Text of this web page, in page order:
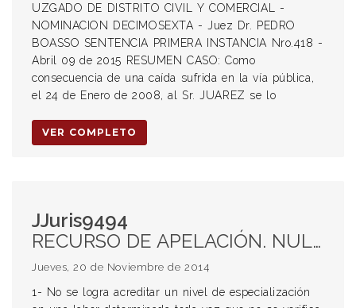
UZGADO DE DISTRITO CIVIL Y COMERCIAL -
NOMINACION DECIMOSEXTA - Juez Dr. PEDRO
BOASSO SENTENCIA PRIMERA INSTANCIA Nro.418 -
Abril 09 de 2015 RESUMEN CASO: Como
consecuencia de una caída sufrida en la vía pública,
el 24 de Enero de 2008, al Sr. JUAREZ se lo
VER COMPLETO
JJuris9494
RECURSO DE APELACIÓN. NULIDAD.JORNADA. HORAS EXTRAS . CATEROGIZACIÓN. DIFERENCIAS REMUNERATORIAS. LEY 20.744. CCT 56/75. IN DUBIO PRO OPERARIO. REQUISITO DE INTENSIDAD. TAREAS-TIEMPO-CATEGORÍAS. CERTIFICACIÓN DE SERVICIOS.
Jueves, 20 de Noviembre de 2014
1- No se logra acreditar un nivel de especialización